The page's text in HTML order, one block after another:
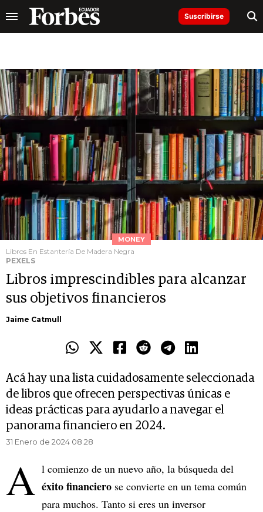
Suscribirse
MONEY
Libros En Estantería De Madera Negra
PEXELS
Libros imprescindibles para alcanzar
sus objetivos financieros
Jaime Catmull
Acá hay una lista cuidadosamente seleccionada
de libros que ofrecen perspectivas únicas e
ideas prácticas para ayudarlo a navegar el
panorama financiero en 2024.
31 Enero de 2024 08.28
A l comienzo de un nuevo año, la búsqueda del
éxito financiero se convierte en un tema común
para muchos. Tanto si eres un inversor